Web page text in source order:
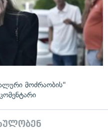
მოძრაობის"